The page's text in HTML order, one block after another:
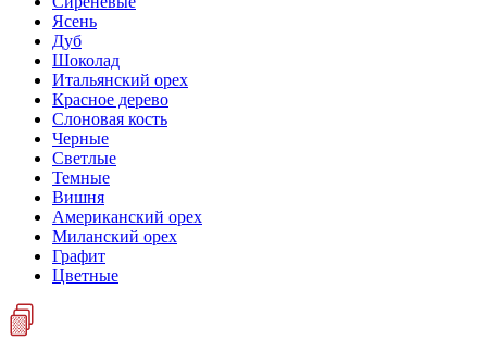
Ясень
Дуб
Шоколад
Итальянский орех
Красное дерево
Слоновая кость
Черные
Светлые
Темные
Вишня
Американский орех
Миланский орех
Графит
Цветные